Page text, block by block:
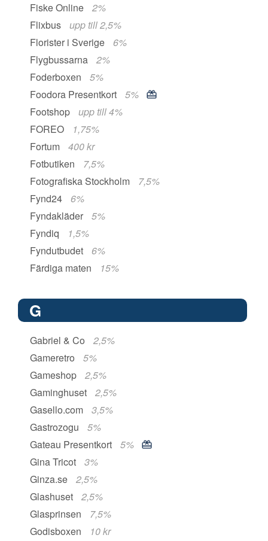
Fiske Online
2%
Flixbus
upp till 2,5%
Florister i Sverige
6%
Flygbussarna
2%
Foderboxen
5%
Foodora Presentkort
5%
Footshop
upp till 4%
FOREO
1,75%
Fortum
400 kr
Fotbutiken
7,5%
Fotografiska Stockholm
7,5%
Fynd24
6%
Fyndakläder
5%
Fyndiq
1,5%
Fyndutbudet
6%
Färdiga maten
15%
G
Gabriel & Co
2,5%
Gameretro
5%
Gameshop
2,5%
Gaminghuset
2,5%
Gasello.com
3,5%
Gastrozogu
5%
Gateau Presentkort
5%
Gina Tricot
3%
Ginza.se
2,5%
Glashuset
2,5%
Glasprinsen
7,5%
Godisboxen
10 kr